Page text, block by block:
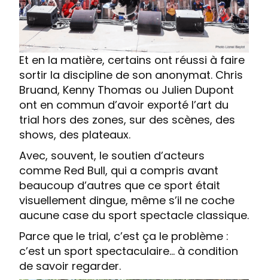
Et en la matière, certains ont réussi à faire
sortir la discipline de son anonymat. Chris
Bruand, Kenny Thomas ou Julien Dupont
ont en commun d’avoir exporté l’art du
trial hors des zones, sur des scènes, des
shows, des plateaux.
Avec, souvent, le soutien d’acteurs
comme Red Bull, qui a compris avant
beaucoup d’autres que ce sport était
visuellement dingue, même s’il ne coche
aucune case du sport spectacle classique.
Parce que le trial, c’est ça le problème :
c’est un sport spectaculaire… à condition
de savoir regarder.